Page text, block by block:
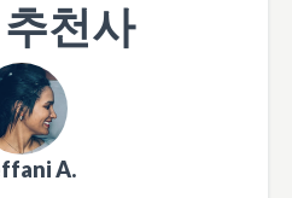
천사
A.